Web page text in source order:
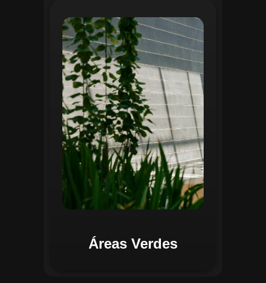
Áreas Verdes
O módulo de Gestão de Áreas Verdes do
Regente aplica tecnologias avançadas de
geoprocessamento para mapear e
monitorar espaços verdes, registrando
localização, tipo de vegetação e estado
de conservação. Ele organiza fluxos de
manutenção e garante que as atividades
sejam realizadas de forma eficiente e
programada. Relatórios analíticos ajudam
a avaliar ações realizadas, promovendo a
sustentabilidade e o uso estratégico do
espaço urbano.